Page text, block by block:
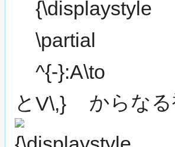
と
\partial
^{-}:A\to V\,}
からな